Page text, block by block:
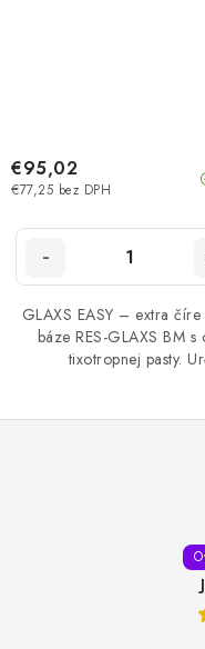
€77,25 bez DPH
€95,02
GLAXS EASY – extra
báze RES-GLAXS BM
tixotropnej pasty.